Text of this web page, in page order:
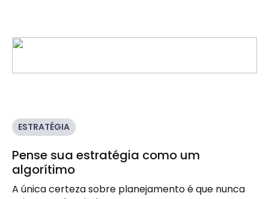
ESTRATÉGIA
Pense sua estratégia como um
algorítimo
A única certeza sobre planejamento é que nunca